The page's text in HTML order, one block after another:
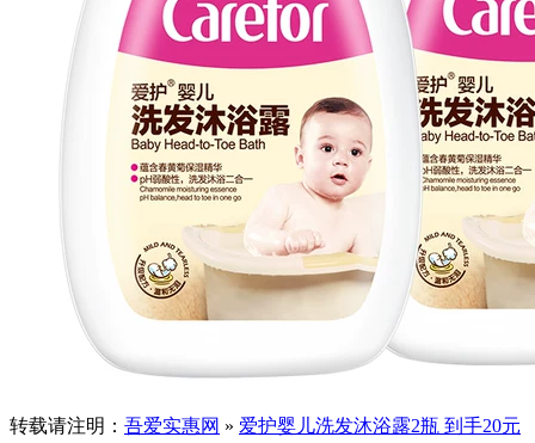
转载请注明： 吾爱实惠网 » 爱护婴儿洗发沐浴露2瓶 到手20元